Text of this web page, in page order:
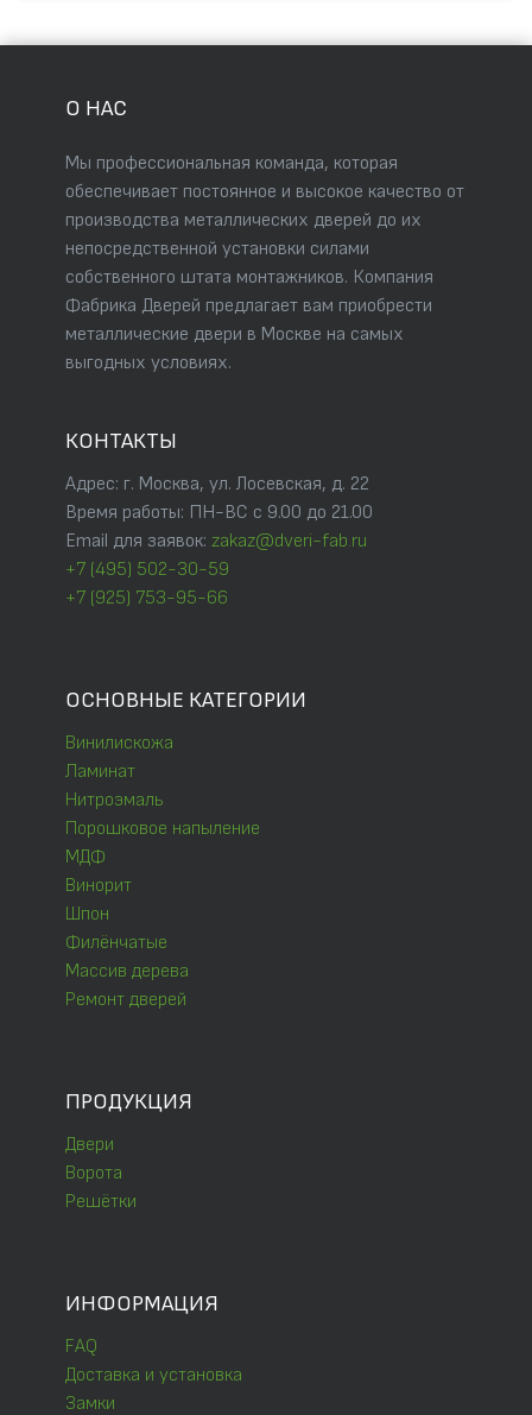
О НАС
Мы профессиональная команда, которая
обеспечивает постоянное и высокое качество от
производства металлических дверей до их
непосредственной установки силами
собственного штата монтажников. Компания
Фабрика Дверей предлагает вам приобрести
металлические двери в Москве на самых
выгодных условиях.
КОНТАКТЫ
Адрес: г. Москва, ул. Лосевская, д. 22
Время работы: ПН-ВС с 9.00 до 21.00
Email для заявок: zakaz@dveri-fab.ru
+7 (495) 502-30-59
+7 (925) 753-95-66
ОСНОВНЫЕ КАТЕГОРИИ
Винилискожа
Ламинат
Нитроэмаль
Порошковое напыление
МДФ
Винорит
Шпон
Филёнчатые
Массив дерева
Ремонт дверей
ПРОДУКЦИЯ
Двери
Ворота
Решётки
ИНФОРМАЦИЯ
FAQ
Доставка и установка
Замки